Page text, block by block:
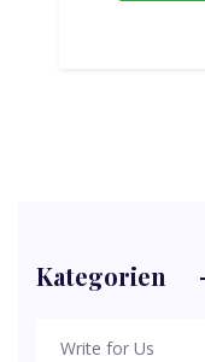
Kategorien
Write for Us